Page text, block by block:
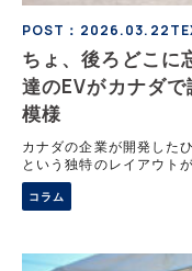
POST：2026.03.22
ちょ、後ろどこ
達のEVがカナダ
模様
カナダの企業が開発した
という独特のレイアウト
に特化した設計ながら、
ンパクトだけでなく、合
コラム